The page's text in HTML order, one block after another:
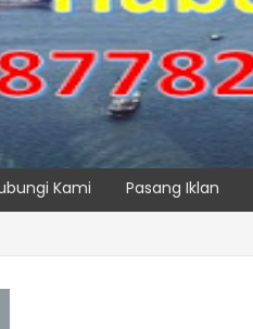
Kami Pasang Iklan